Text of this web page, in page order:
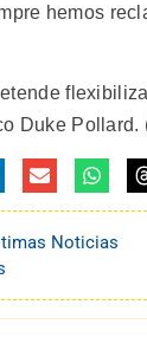
hemos
Duke Pollard.
Noticias